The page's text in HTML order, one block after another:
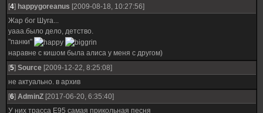
[4] happygoreanus [2009-08-18, 10:27:56]
Жар бог Шуга...
уааа.было дело, детство.
"панки"
наравне с кишом была алиса у меня с другом)
[5] Source [2009-12-22, 8:25:08]
не актуально. в архив
[6] AdminZ [2017-06-20, 6:35:40]
У них трасса Е95 самая прикольная песня